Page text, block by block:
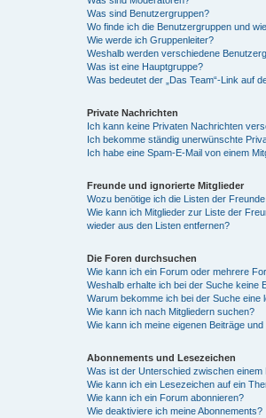
Was sind Benutzergruppen?
Wo finde ich die Benutzergruppen und
Wie werde ich Gruppenleiter?
Weshalb werden verschiedene
Was ist eine Hauptgruppe?
Was bedeutet der „Das Team“-Link auf
Private Nachrichten
Ich kann keine Privaten Nachrichten
Ich bekomme ständig unerwünschte
Ich habe eine Spam-E-Mail von einem
Freunde und ignorierte Mitglieder
Wozu benötige ich die Listen der
Wie kann ich Mitglieder zur Liste der
wieder aus den Listen entfernen?
Die Foren durchsuchen
Wie kann ich ein Forum oder mehrere
Weshalb erhalte ich bei der Suche keine
Warum bekomme ich bei der Suche eine
Wie kann ich nach Mitgliedern suchen?
Wie kann ich meine eigenen Beiträge
Abonnements und Lesezeichen
Was ist der Unterschied zwischen
Wie kann ich ein Lesezeichen auf ein
Wie kann ich ein Forum abonnieren?
Wie deaktiviere ich meine Abonnements?